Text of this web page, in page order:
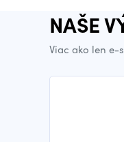
NAŠE
Viac ako len